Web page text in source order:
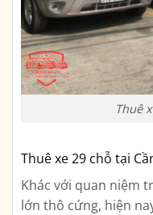
Thuê
Thuê xe 29 chỗ tại
Khác với quan niệm
lớn thô cứng, hiện